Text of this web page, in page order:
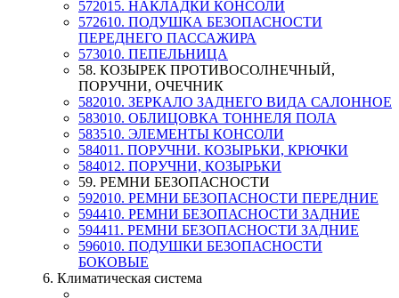
572015. НАКЛАДКИ КОНСОЛИ
572610. ПОДУШКА БЕЗОПАСНОСТИ
ПЕРЕДНЕГО ПАССАЖИРА
573010. ПЕПЕЛЬНИЦА
58. КОЗЫРЕК ПРОТИВОСОЛНЕЧНЫЙ,
ПОРУЧНИ, ОЧЕЧНИК
582010. ЗЕРКАЛО ЗАДНЕГО ВИДА САЛОННОЕ
583010. ОБЛИЦОВКА ТОННЕЛЯ ПОЛА
583510. ЭЛЕМЕНТЫ КОНСОЛИ
584011. ПОРУЧНИ. КОЗЫРЬКИ, КРЮЧКИ
584012. ПОРУЧНИ, КОЗЫРЬКИ
59. РЕМНИ БЕЗОПАСНОСТИ
592010. РЕМНИ БЕЗОПАСНОСТИ ПЕРЕДНИЕ
594410. РЕМНИ БЕЗОПАСНОСТИ ЗАДНИЕ
594411. РЕМНИ БЕЗОПАСНОСТИ ЗАДНИЕ
596010. ПОДУШКИ БЕЗОПАСНОСТИ
БОКОВЫЕ
6. Климатическая система